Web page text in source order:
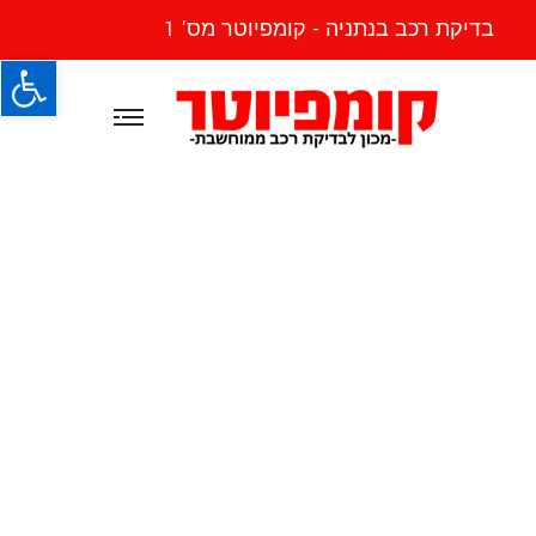
בדיקת רכב בנתניה - קומפיוטר מס' 1